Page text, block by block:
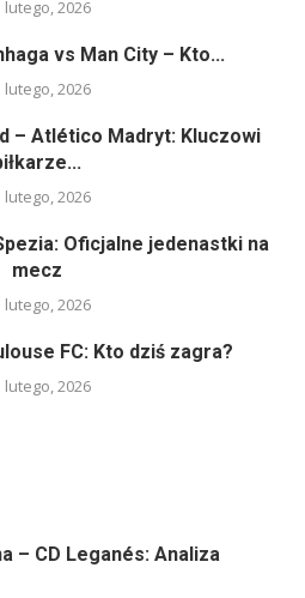
lutego, 2026
vs Man City – Kto...
lutego, 2026
– Atlético Madryt: Kluczowi
lutego, 2026
Oficjalne jedenastki na
mecz
lutego, 2026
FC: Kto dziś zagra?
lutego, 2026
– CD Leganés: Analiza